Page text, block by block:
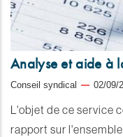
Analyse et aide à
Conseil syndical 02/09/
L'objet de ce service
rapport sur